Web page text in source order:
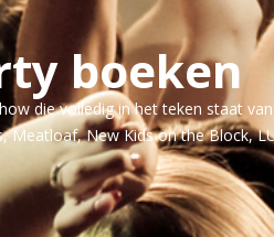
boeken
die volledig in het teken staat
Meatloaf, New Kids on the Block,